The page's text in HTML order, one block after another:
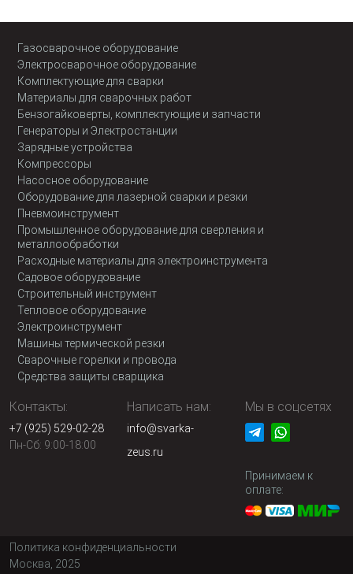
Газосварочное оборудование
Электросварочное оборудование
Комплектующие для сварки
Материалы для сварочных работ
Бензогайковерты, комплектующие и запчасти
Генераторы и Электростанции
Зарядные устройства
Компрессоры
Насосное оборудование
Оборудование для лазерной сварки и резки
Пневмоинструмент
Промышленное оборудование для сверления и
металлообработки
Расходные материалы для электроинструмента
Садовое оборудование
Строительный инструмент
Тепловое оборудование
Электроинструмент
Машины термической резки
Сварочные горелки и провода
Средства защиты сварщика
Контакты:
+7 (925) 529-02-28
Пн-Сб: 9:00-18:00
Написать нам:
info@svarka-
zeus.ru
Мы в соцсетях
Принимаем к
оплате:
Политика конфиденциальности
Москва, 2025